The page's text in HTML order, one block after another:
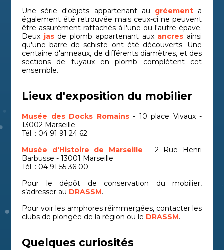
Une série d'objets appartenant au gréementa
également été retrouvée mais ceux-ci ne peuvent
être assurément rattachés à l'une ou l'autre épave.
Deux jas de plomb appartenant aux ancres ainsi
qu'une barre de schiste ont été découverts. Une
centaine d'anneaux, de différents diamètres, et des
sections de tuyaux en plomb complètent cet
ensemble.
Lieux d'exposition du mobilier
Musée des Docks Romains- 10 place Vivaux -
13002 Marseille
Tél. : 04 91 91 24 62
Musée d'Histoire de Marseille - 2 Rue Henri
Barbusse - 13001 Marseille
Tél. : 04 91 55 36 00
Pour le dépôt de conservation du mobilier,
s’adresser au DRASSM.
Pour voir les amphores réimmergées, contacter les
clubs de plongée de la région ou le DRASSM.
Quelques curiosités